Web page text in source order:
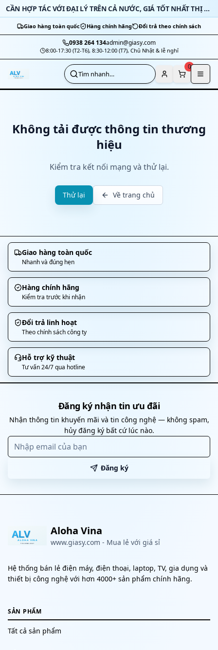
Bỏ qua nội dung CẦN HỢP TÁC VỚI ĐẠI LÝ TRÊN CẢ NƯỚC, GIÁ TỐT NHẤT THỊ TRƯỜNG
Giao hàng toàn quốc Hàng chính hãng Đổi trả theo chính sách
0938 264 134admin@giasy.com
8:00-17:30 (T2-T6), 8:30-12:00 (T7), Chủ Nhật & lễ nghỉ
Nhảy tới nội dung chính
Tìm nhanh…
0
Không tải được thông tin thương
hiệu
Kiểm tra kết nối mạng và thử lại.
Thử lại Về trang chủ
Giao hàng toàn quốc
Nhanh và đúng hẹn
Hàng chính hãng
Kiểm tra trước khi nhận
Đổi trả linh hoạt
Theo chính sách công ty
Hỗ trợ kỹ thuật
Tư vấn 24/7 qua hotline
Đăng ký nhận tin ưu đãi
Nhận thông tin khuyến mãi và tin công nghệ — không spam,
hủy đăng ký bất cứ lúc nào.
Đăng ký
Aloha Vina
www.giasy.com - Mua lẻ với giá sỉ
Hệ thống bán lẻ điện máy, điện thoại, laptop, TV, gia dụng và
thiết bị công nghệ với hơn 4000+ sản phẩm chính hãng.
SẢN PHẨM
Tất cả sản phẩm